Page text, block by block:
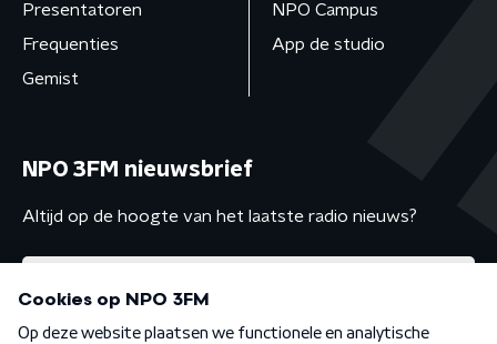
Presentatoren
Frequenties
Gemist
NPO Campus
App de studio
NPO 3FM nieuwsbrief
Altijd op de hoogte van het laatste radio nieuws?